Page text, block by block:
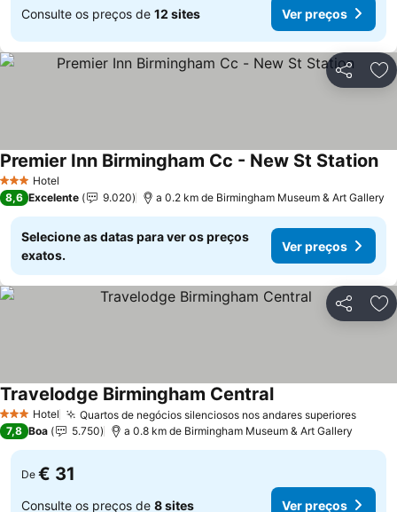
Consulte os preços de 12 sites Ver preços
Partilhar
3 EstrelasHotel
Premier Inn Birmingham Cc - New St Station
8,6 Excelente 9.020 a 0.2 km de Birmingham Museum & Art Gallery
Selecione as datas para ver os preços
exatos.
Ver preços
Partilhar
3 EstrelasHotel Quartos de negócios silenciosos nos andares superiores
Travelodge Birmingham Central
7,8 Boa 5.750 a 0.8 km de Birmingham Museum & Art Gallery
De € 31
Consulte os preços de 8 sites Ver preços